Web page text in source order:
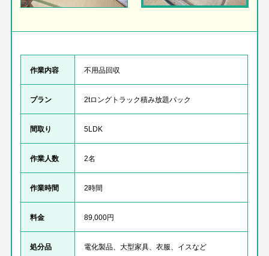
作業内容 不用品回収
プラン 2tロングトラック積み放題パック
間取り 5LDK
作業人数 2名
作業時間 2時間
料金 89,000円
処分品 電化製品、大型家具、衣服、イスなど